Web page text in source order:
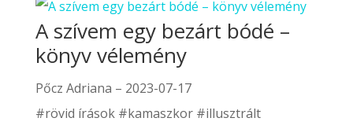
A szívem egy bezárt bódé –
könyv vélemény
Pőcz Adriana – 2023-07-17
#rövid írások #kamaszkor #illusztrált